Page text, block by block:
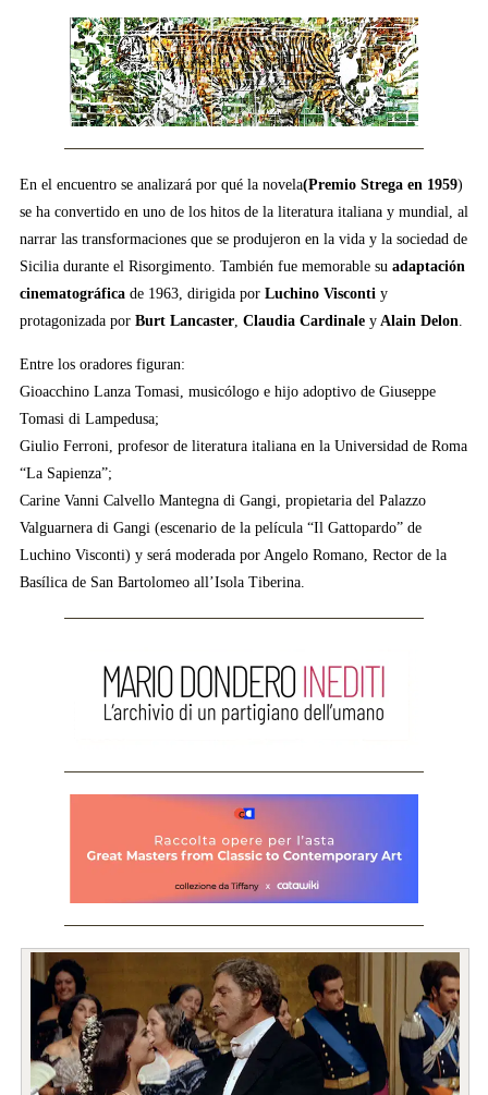
En el encuentro se analizará por qué la novela(Premio Strega en 1959)
se ha convertido en uno de los hitos de la literatura italiana y mundial, al
narrar las transformaciones que se produjeron en la vida y la sociedad de
Sicilia durante el Risorgimento. También fue memorable su adaptación
cinematográficade 1963, dirigida por Luchino Viscontiy
protagonizada por Burt Lancaster, Claudia CardinaleyAlain Delon.
Entre los oradores figuran:
Gioacchino Lanza Tomasi, musicólogo e hijo adoptivo de Giuseppe
Tomasi di Lampedusa;
Giulio Ferroni, profesor de literatura italiana en la Universidad de Roma
“La Sapienza”;
Carine Vanni Calvello Mantegna di Gangi, propietaria del Palazzo
Valguarnera di Gangi (escenario de la película “Il Gattopardo” de
Luchino Visconti) y será moderada por Angelo Romano, Rector de la
Basílica de San Bartolomeo all’Isola Tiberina.